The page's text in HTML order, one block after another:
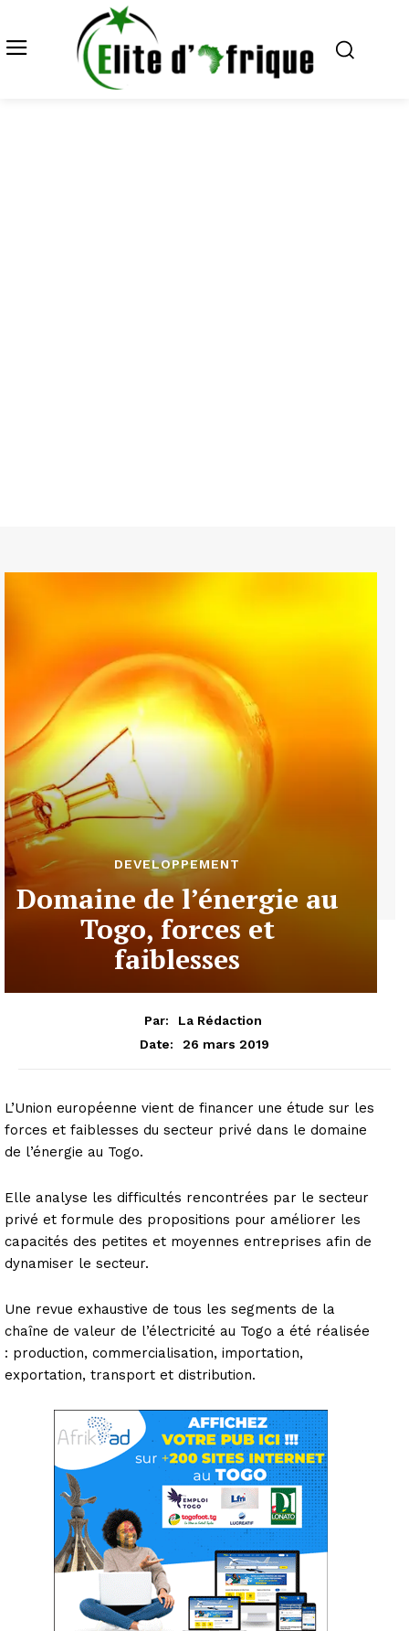
DEVELOPPEMENT
Domaine de l’énergie au
Togo, forces et
faiblesses
Par:
La Rédaction
Date:
26 mars 2019
L’Union européenne vient de financer une étude sur les
forces et faiblesses du secteur privé dans le domaine
de l’énergie au Togo.
Elle analyse les difficultés rencontrées par le secteur
privé et formule des propositions pour améliorer les
capacités des petites et moyennes entreprises afin de
dynamiser le secteur.
Une revue exhaustive de tous les segments de la
chaîne de valeur de l’électricité au Togo a été réalisée
: production, commercialisation, importation,
exportation, transport et distribution.